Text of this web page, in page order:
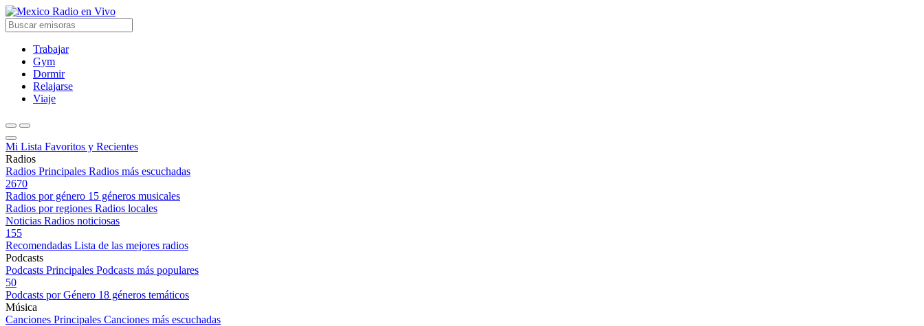
Radio en Vivo
Trabajar
Gym
Dormir
Relajarse
Viaje
Mi Lista Favoritos y Recientes
Radios
Radios Principales Radios más escuchadas
2670
Radios por género 15 géneros musicales
Radios por regiones Radios locales
Noticias Radios noticiosas
155
Recomendadas Lista de las mejores radios
Podcasts
Podcasts Principales Podcasts más populares
50
Podcasts por Género 18 géneros temáticos
Música
Canciones Principales Canciones más escuchadas